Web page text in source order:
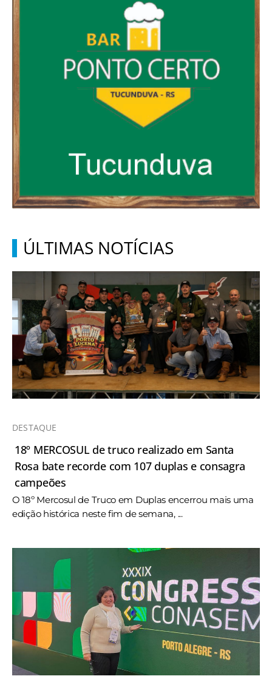
ÚLTIMAS NOTÍCIAS
DESTAQUE
18º MERCOSUL de truco realizado em Santa
Rosa bate recorde com 107 duplas e consagra
campeões
O 18º Mercosul de Truco em Duplas encerrou mais uma
edição histórica neste fim de semana, ...